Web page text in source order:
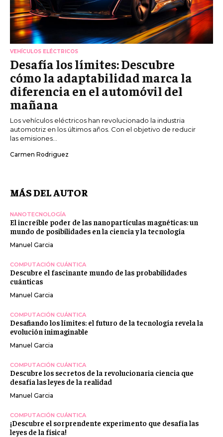
VEHÍCULOS ELÉCTRICOS
Desafía los límites: Descubre
cómo la adaptabilidad marca la
diferencia en el automóvil del
mañana
Los vehículos eléctricos han revolucionado la industria
automotriz en los últimos años. Con el objetivo de reducir
las emisiones...
Carmen Rodriguez
MÁS DEL AUTOR
NANOTECNOLOGÍA
El increíble poder de las nanopartículas magnéticas: un
mundo de posibilidades en la ciencia y la tecnología
Manuel Garcia
COMPUTACIÓN CUÁNTICA
Descubre el fascinante mundo de las probabilidades
cuánticas
Manuel Garcia
COMPUTACIÓN CUÁNTICA
Desafiando los límites: el futuro de la tecnología revela la
evolución inimaginable
Manuel Garcia
COMPUTACIÓN CUÁNTICA
Descubre los secretos de la revolucionaria ciencia que
desafía las leyes de la realidad
Manuel Garcia
COMPUTACIÓN CUÁNTICA
¡Descubre el sorprendente experimento que desafía las
leyes de la física!